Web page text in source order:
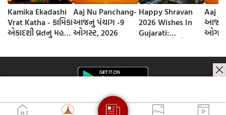
Kamika Ekadashi
Vrat Katha - કામિકા
એકાદશી વ્રતનુ મહત્વ
Aaj Nu Panchang-
આજનુ પંચાગ -9
ઓગસ્ટ, 2026
Happy Shravan
2026 Wishes In
Gujarati:
આપો શ્રાવણ
મહિનાના આ શુભ
સંદેશ
Aaj
આજનુ